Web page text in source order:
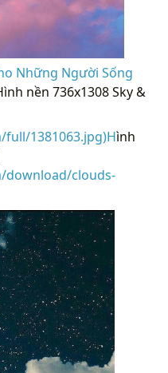
Những Người Sống
nền 736x1308 Sky &
1381063.jpg)Hình
download/clouds-